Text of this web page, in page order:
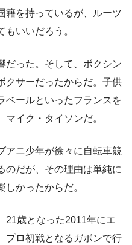
籍を持っているが、ルーツ
いいだろう。
だった。そして、ボクシン
クサーだったからだ。子供
ベールといったフランスを
イク・タイソンだ。
アニ少年が徐々に自転車競
のだが、その理由は単純に
かったからだ。
21歳となった2011年にエ
プロ初戦となるガボンで行